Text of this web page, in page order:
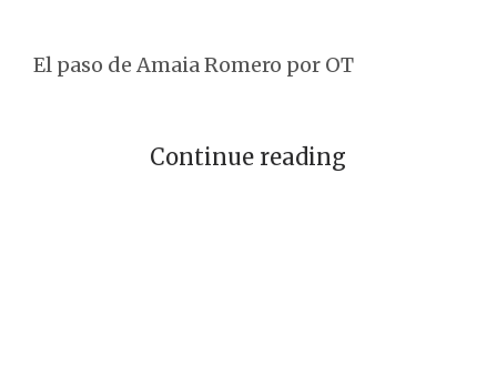
El paso de Amaia Romero por OT
Continue reading